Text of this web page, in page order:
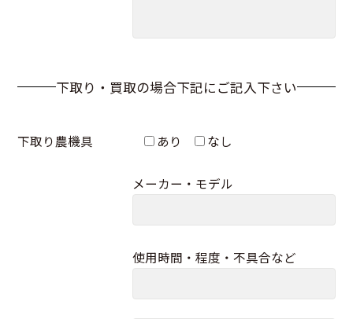
下取り・買取の場合下記にご記入下さい
下取り農機具 あり なし
メーカー・モデル
使用時間・程度・不具合など